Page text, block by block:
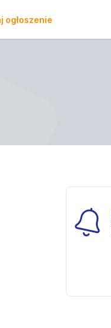
ogłoszenie